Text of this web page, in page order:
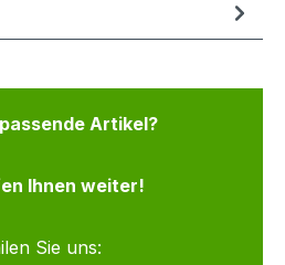
Artikel?
Ihnen weiter!
Sie uns: